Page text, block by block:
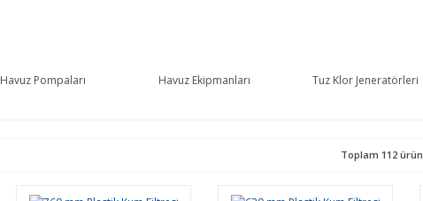
Havuz Pompaları Havuz Ekipmanları Tuz Klor Jeneratörleri
Toplam 112 ürün